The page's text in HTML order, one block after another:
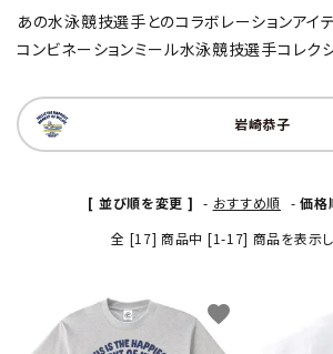
あの水泳競技選手とのコラボレーションアイテ
コンビネーションミール水泳競技選手コレクシ
岩崎恭子
[ 並び順を変更 ] - おすすめ順 -価格
全 [17] 商品中 [1-17] 商品を表示し
favorite